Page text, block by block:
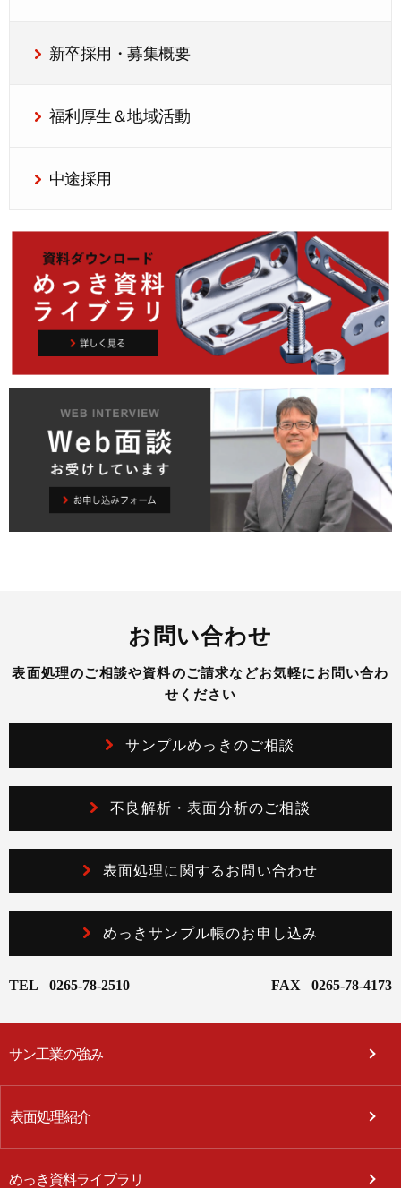
新卒採用・募集概要
福利厚生＆地域活動
中途採用
お問い合わせ
表面処理のご相談や資料のご請求などお気軽にお問い合わ
せください
サンプルめっきのご相談
不良解析・表面分析のご相談
表面処理に関するお問い合わせ
めっきサンプル帳のお申し込み
TEL 0265-78-2510 FAX 0265-78-4173
サン工業の強み
表面処理紹介
めっき資料ライブラリ